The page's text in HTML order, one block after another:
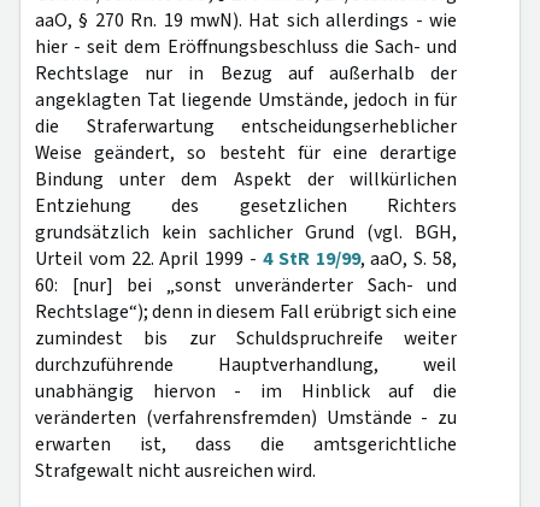
aaO, § 270 Rn. 19 mwN). Hat sich allerdings - wie
hier - seit dem Eröffnungsbeschluss die Sach- und
Rechtslage nur in Bezug auf außerhalb der
angeklagten Tat liegende Umstände, jedoch in für
die Straferwartung entscheidungserheblicher
Weise geändert, so besteht für eine derartige
Bindung unter dem Aspekt der willkürlichen
Entziehung des gesetzlichen Richters
grundsätzlich kein sachlicher Grund (vgl. BGH,
Urteil vom 22. April 1999 - 4 StR 19/99, aaO, S. 58,
60: [nur] bei „sonst unveränderter Sach- und
Rechtslage“); denn in diesem Fall erübrigt sich eine
zumindest bis zur Schuldspruchreife weiter
durchzuführende Hauptverhandlung, weil
unabhängig hiervon - im Hinblick auf die
veränderten (verfahrensfremden) Umstände - zu
erwarten ist, dass die amtsgerichtliche
Strafgewalt nicht ausreichen wird.